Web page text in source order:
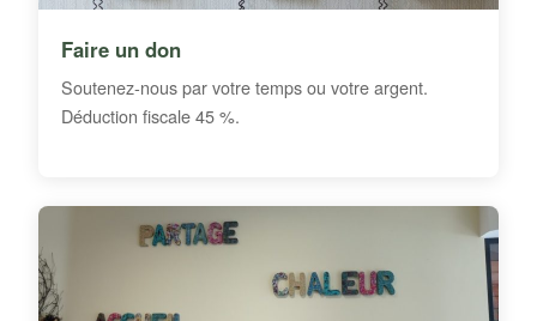
Faire un don
Soutenez-nous par votre temps ou votre argent.
Déduction fiscale 45 %.